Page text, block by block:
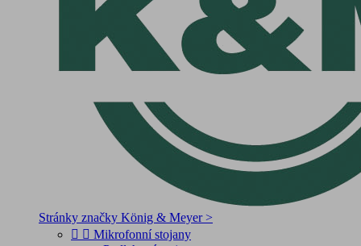
Stránky značky König & Meyer >
  Mikrofonní stojany